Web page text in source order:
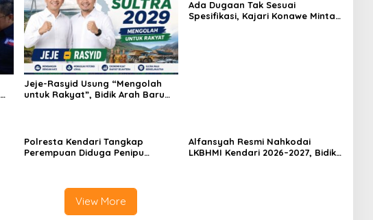
Jeje-Rasyid Usung “Mengolah
untuk Rakyat”, Bidik Arah Baru
Ada Dugaan Tak Sesuai
Spesifikasi, Kajari Konawe Minta
Polresta Kendari Tangkap
Perempuan Diduga Penipu
Alfansyah Resmi Nahkodai
LKBHMI Kendari 2026–2027, Bidik
View More